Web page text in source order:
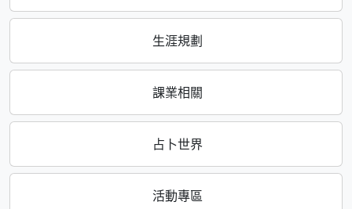
生涯規劃
課業相關
占卜世界
活動專區